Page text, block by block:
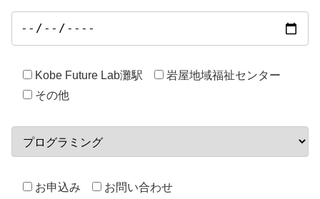
Kobe Future Lab灘駅
岩屋地域福祉センター
その他
お申込み お問い合わせ